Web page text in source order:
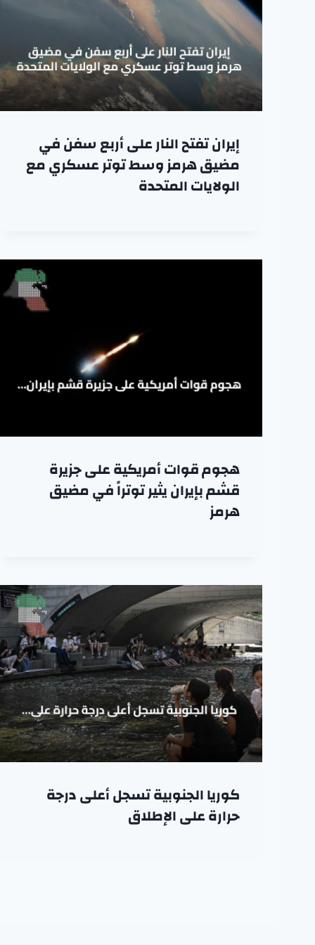
إيران تفتح النار على أربع سفن في
مضيق هرمز وسط توتر عسكري مع
الولايات المتحدة
هجوم قوات أمريكية على جزيرة
قشم بإيران يثير توتراً في مضيق
هرمز
كوريا الجنوبية تسجل أعلى درجة
حرارة على الإطلاق